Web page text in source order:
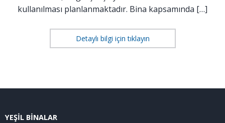
kullanılması planlanmaktadır. Bina kapsamında […]
Detaylı bilgi için tıklayın
YEŞİL BİNALAR